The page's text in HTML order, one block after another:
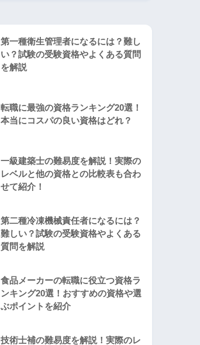
第一種衛生管理者になるには？難し
い？試験の受験資格やよくある質問
を解説
転職に最強の資格ランキング20選！
本当にコスパの良い資格はどれ？
一級建築士の難易度を解説！実際の
レベルと他の資格との比較表も合わ
せて紹介！
第二種冷凍機械責任者になるには？
難しい？試験の受験資格やよくある
質問を解説
食品メーカーの転職に役立つ資格ラ
ンキング20選！おすすめの資格や選
ぶポイントを紹介
技術士補の難易度を解説！実際のレ